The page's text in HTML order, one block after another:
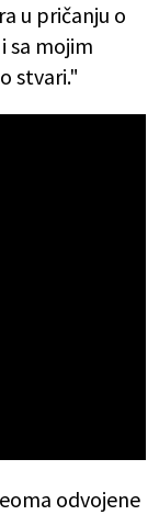
u pričanju o
sa mojim
stvari."
odvojene